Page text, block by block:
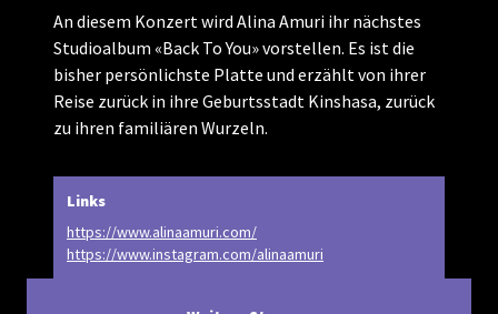
An diesem Konzert wird Alina Amuri ihr nächstes
Studioalbum «Back To You» vorstellen. Es ist die
bisher persönlichste Platte und erzählt von ihrer
Reise zurück in ihre Geburtsstadt Kinshasa, zurück
zu ihren familiären Wurzeln.
Links
https://www.alinaamuri.com/
https://www.instagram.com/alinaamuri